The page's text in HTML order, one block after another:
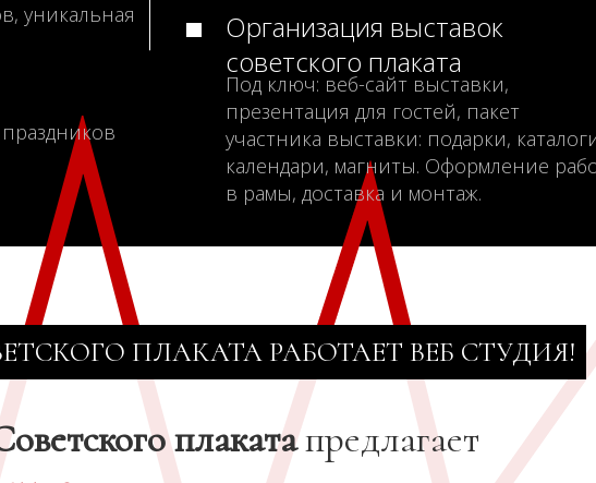
уникальная
Организация выставок
советского плаката
Под ключ: веб-сайт выставки,
презентация для гостей, пакет
участника выставки: подарки,
календари, магниты. Оформление
в рамы, доставка и монтаж.
ПЛАКАТА РАБОТАЕТ ВЕБ СТУДИЯ!
плакатапредлагает